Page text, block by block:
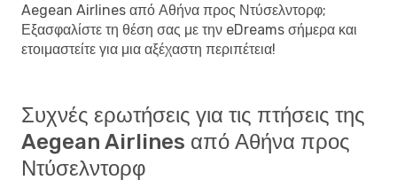
Aegean Airlines από Αθήνα προς Ντύσελντορφ;
Εξασφαλίστε τη θέση σας με την eDreams σήμερα και
ετοιμαστείτε για μια αξέχαστη περιπέτεια!
Συχνές ερωτήσεις για τις πτήσεις της
Aegean Airlines από Αθήνα προς
Ντύσελντορφ